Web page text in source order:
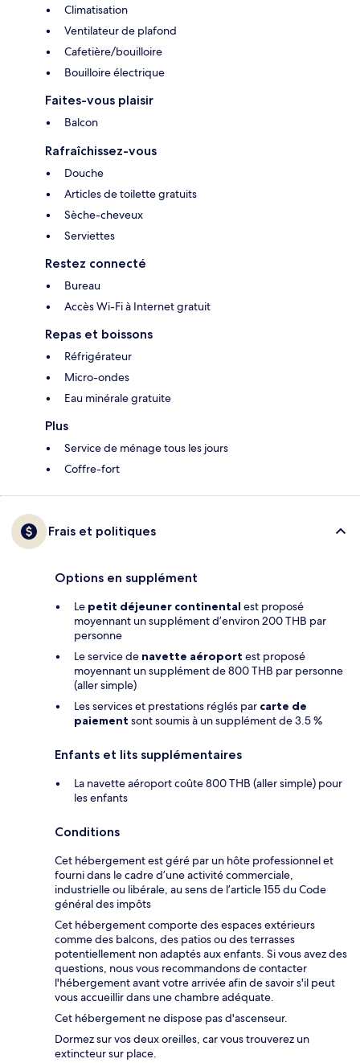
Climatisation
Ventilateur de plafond
Cafetière/bouilloire
Bouilloire électrique
Faites-vous plaisir
Balcon
Rafraîchissez-vous
Douche
Articles de toilette gratuits
Sèche-cheveux
Serviettes
Restez connecté
Bureau
Accès Wi-Fi à Internet gratuit
Repas et boissons
Réfrigérateur
Micro-ondes
Eau minérale gratuite
Plus
Service de ménage tous les jours
Coffre-fort
Frais et politiques
Options en supplément
Le petit déjeuner continental est proposé
moyennant un supplément d’environ 200 THB par
personne
Le service de navette aéroport est proposé
moyennant un supplément de 800 THB par personne
(aller simple)
Les services et prestations réglés par carte de
paiement sont soumis à un supplément de 3.5 %
Enfants et lits supplémentaires
La navette aéroport coûte 800 THB (aller simple) pour
les enfants
Conditions
Cet hébergement est géré par un hôte professionnel et
fourni dans le cadre d’une activité commerciale,
industrielle ou libérale, au sens de l’article 155 du Code
général des impôts
Cet hébergement comporte des espaces extérieurs
comme des balcons, des patios ou des terrasses
potentiellement non adaptés aux enfants. Si vous avez des
questions, nous vous recommandons de contacter
l'hébergement avant votre arrivée afin de savoir s'il peut
vous accueillir dans une chambre adéquate.
Cet hébergement ne dispose pas d'ascenseur.
Dormez sur vos deux oreilles, car vous trouverez un
extincteur sur place.